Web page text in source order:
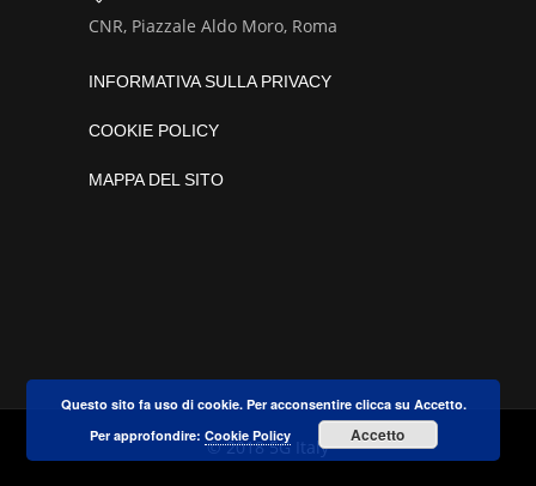
CNR, Piazzale Aldo Moro, Roma
INFORMATIVA SULLA PRIVACY
COOKIE POLICY
MAPPA DEL SITO
© 2018 5G Italy
Questo sito fa uso di cookie. Per acconsentire clicca su Accetto.
Per approfondire: Cookie Policy Accetto